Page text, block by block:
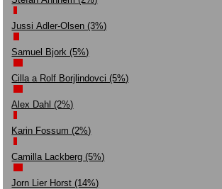
Jussi Adler-Olsen (3%)
Samuel Bjork (5%)
Cilla a Rolf Borjlindovci (5%)
Alex Dahl (2%)
Karin Fossum (2%)
Camilla Lackberg (5%)
Jorn Lier Horst (14%)